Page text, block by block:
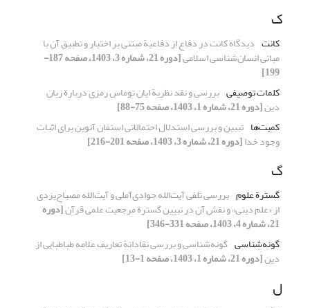
ک
کانت دیدگاه کانت در دفاع از دفاعیة مبتنی بر اختیار و تطبیق آن با
مبانی انسان‌شناسی اسلامی [دوره 21، شماره 3، 1403، صفحه 187-
199]
کلمات توصیفی بررسی و نقد نظریة ایان توماس رمزی دربارة زبان
دین[دوره 21، شماره 1، 1403، صفحه 75-88]
کمیت‌ها تبیین و بررسی استدلال احتمالاتی استفان آنوین برای اثبات
وجود خدا[دوره 21، شماره 3، 1403، صفحه 201-216]
گ
گسترة علوم بررسی تلقی آیت‌الله جوادی‌آملی و آیت‌الله مصباح‌یزدی
از «علم دینی» و نقش آن در تبیین گسترة مرجعیت علمی قرآن[دوره
21، شماره 4، 1403، صفحه 331-346]
گونه‌شناسی گونه‌شناسی و بررسی نقادانة تعاریف علامه طباطبایی از
دین[دوره 21، شماره 1، 1403، صفحه 1-13]
ل